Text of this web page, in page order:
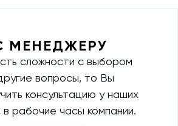
МЕНЕДЖЕРУ
сложности с выбором
вопросы, то Вы
консультацию у наших
рабочие часы компании.